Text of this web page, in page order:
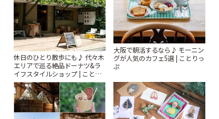
休日のひとり散歩にも♪ 代々木
エリアで巡る絶品ドーナツ&ラ
イフスタイルショップ | ことり
っぷ
大阪で朝活するなら♪ モーニン
グが人気のカフェ5選 | ことりっ
ぷ